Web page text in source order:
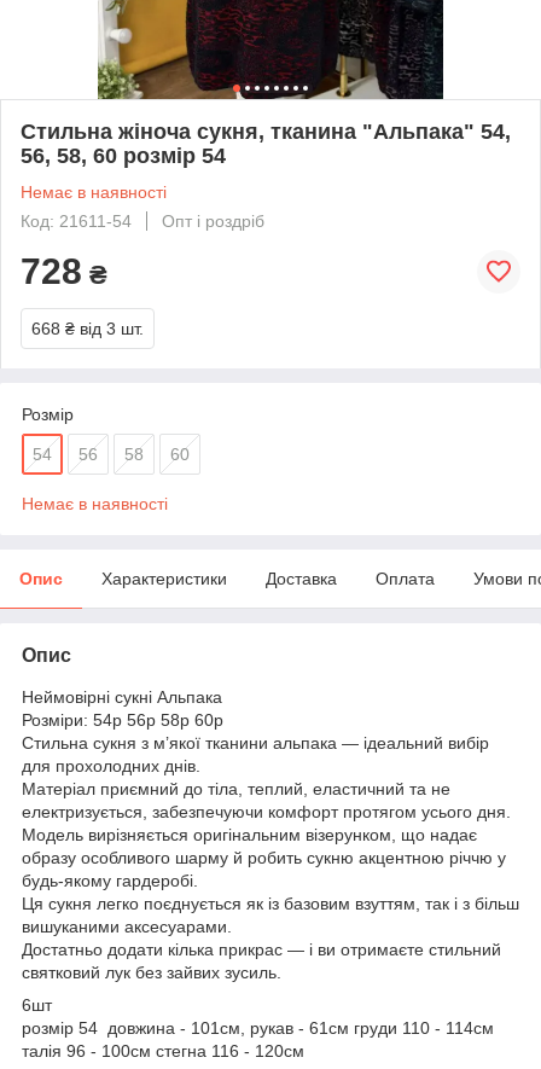
Стильна жіноча сукня, тканина "Альпака" 54,
56, 58, 60 розмір 54
Немає в наявності
Код: 21611-54
Опт і роздріб
728 ₴
668 ₴ від 3 шт.
Розмір
54 56 58 60
Немає в наявності
Опис Характеристики Доставка Оплата Умови
Опис
Неймовірні сукні Альпака
Розміри: 54р 56р 58р 60р
Стильна сукня з м’якої тканини альпака — ідеальний вибір
для прохолодних днів.
Матеріал приємний до тіла, теплий, еластичний та не
електризується, забезпечуючи комфорт протягом усього дня.
Модель вирізняється оригінальним візерунком, що надає
образу особливого шарму й робить сукню акцентною річчю у
будь-якому гардеробі.
Ця сукня легко поєднується як із базовим взуттям, так і з більш
вишуканими аксесуарами.
Достатньо додати кілька прикрас — і ви отримаєте стильний
святковий лук без зайвих зусиль.
6шт
розмір 54 довжина - 101см, рукав - 61см груди 110 - 114см
талія 96 - 100см стегна 116 - 120см